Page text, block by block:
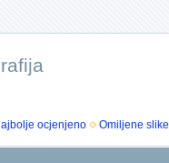
ocjenjeno Omiljene slike